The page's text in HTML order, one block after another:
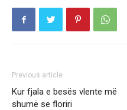
Previous article
Kur fjala e besës vlente më
shumë se floriri